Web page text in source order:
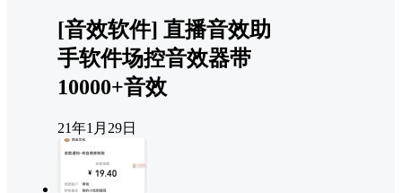
[音效软件] 直播音效助
手软件场控音效器带
10000+音效
21年1月29日